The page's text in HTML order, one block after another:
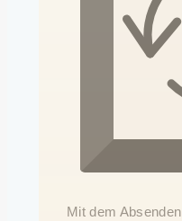
Mit dem